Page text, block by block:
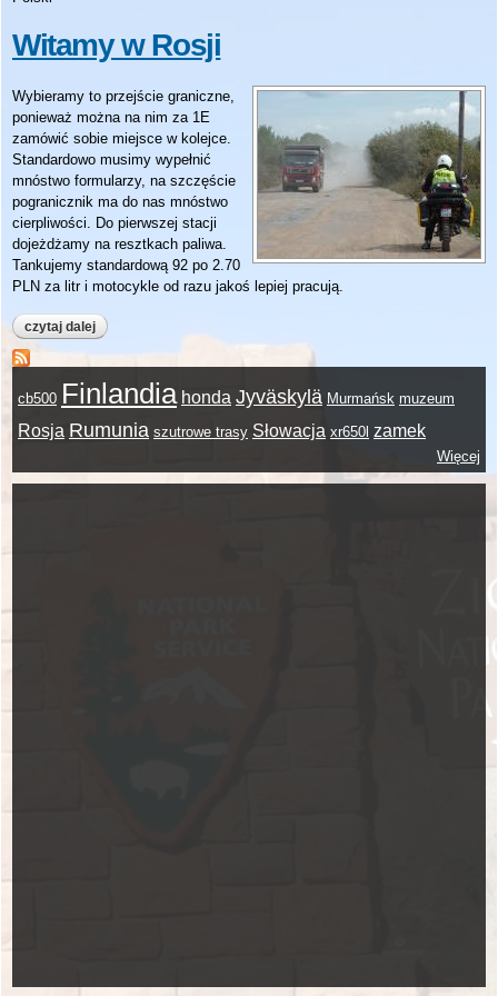
Witamy w Rosji
Wybieramy to przejście graniczne,
ponieważ można na nim za 1E
zamówić sobie miejsce w kolejce.
Standardowo musimy wypełnić
mnóstwo formularzy, na szczęście
pogranicznik ma do nas mnóstwo
cierpliwości. Do pierwszej stacji
dojeżdżamy na resztkach paliwa.
Tankujemy standardową 92 po 2.70
PLN za litr i motocykle od razu jakoś lepiej pracują.
czytaj dalej wpis witamy w rosji
cb500 Finlandia honda Jyväskylä Murmańsk muzeum
Rosja Rumunia szutrowe trasy Słowacja xr650l zamek
Więcej